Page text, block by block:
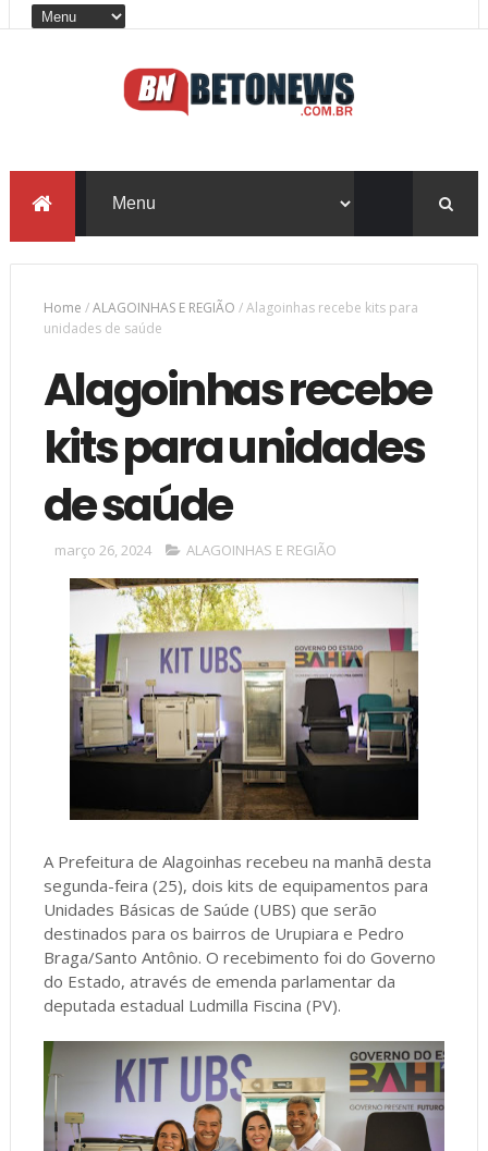
Home /ALAGOINHAS E REGIÃO /Alagoinhas recebe kits para
unidades de saúde
Alagoinhas recebe
kits para unidades
de saúde
março 26, 2024 ALAGOINHAS E REGIÃO
A Prefeitura de Alagoinhas recebeu na manhã desta
segunda-feira (25), dois kits de equipamentos para
Unidades Básicas de Saúde (UBS) que serão
destinados para os bairros de Urupiara e Pedro
Braga/Santo Antônio. O recebimento foi do Governo
do Estado, através de emenda parlamentar da
deputada estadual Ludmilla Fiscina (PV).